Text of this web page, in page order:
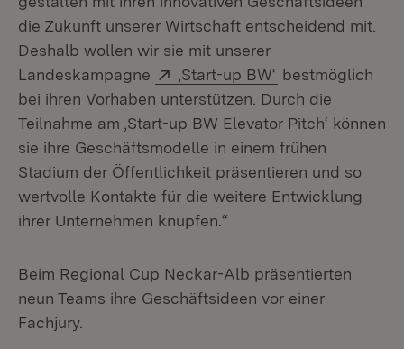
die Zukunft unserer Wirtschaft entscheidend mit.
Deshalb wollen wir sie mit unserer
Landeskampagne
Extern:
‚Start-up BW‘ (Öffnet in
bestmöglich
bei ihren Vorhaben unterstützen. Durch die
Teilnahme am ‚Start-up BW Elevator Pitch‘ können
sie ihre Geschäftsmodelle in einem frühen
Stadium der Öffentlichkeit präsentieren und so
wertvolle Kontakte für die weitere Entwicklung
ihrer Unternehmen knüpfen.“
Beim Regional Cup Neckar-Alb präsentierten
neun Teams ihre Geschäftsideen vor einer
Fachjury.